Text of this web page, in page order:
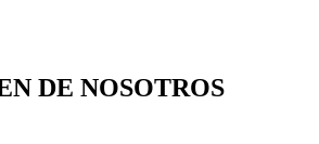
DE NOSOTROS